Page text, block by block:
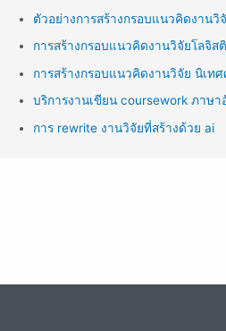
ตัวอย่างการสร้างกรอบแนวคิดงาน
การสร้างกรอบแนวคิดงานวิจัยโลจิส
การสร้างกรอบแนวคิดงานวิจัย นิเท
บริการงานเขียน coursework ภาษา
การ rewrite งานวิจัยที่สร้างด้วย ai